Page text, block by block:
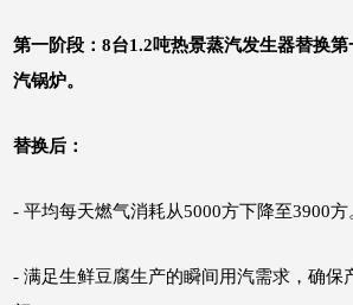
第一阶段：8台1.2吨热景蒸汽发生器替换
汽锅炉。
替换后：
- 平均每天燃气消耗从5000方下降至3900方
-满足生鲜豆腐生产的瞬间用汽需求，确保